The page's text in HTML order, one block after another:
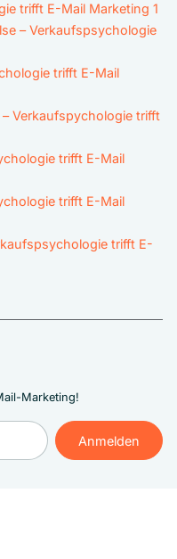
trifft E-Mail Marketing 1
– Verkaufspsychologie
trifft E-Mail
Verkaufspychologie trifft
trifft E-Mail
trifft E-Mail
trifft E-
Marketing!
Anmelden